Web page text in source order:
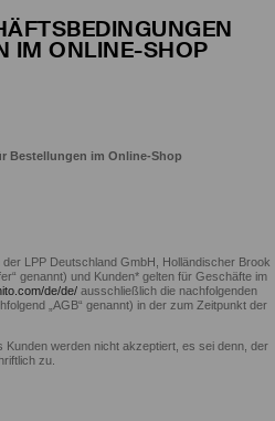
IM ONLINE-SHOP
Bestellungen im Online-Shop
LPP Deutschland GmbH, Holländischer Brook
genannt) und Kunden* gelten für Geschäfte im
de/de/ ausschließlich die nachfolgenden
„AGB“ genannt) in der zum Zeitpunkt der
werden nicht akzeptiert, es sei denn, der
zu.